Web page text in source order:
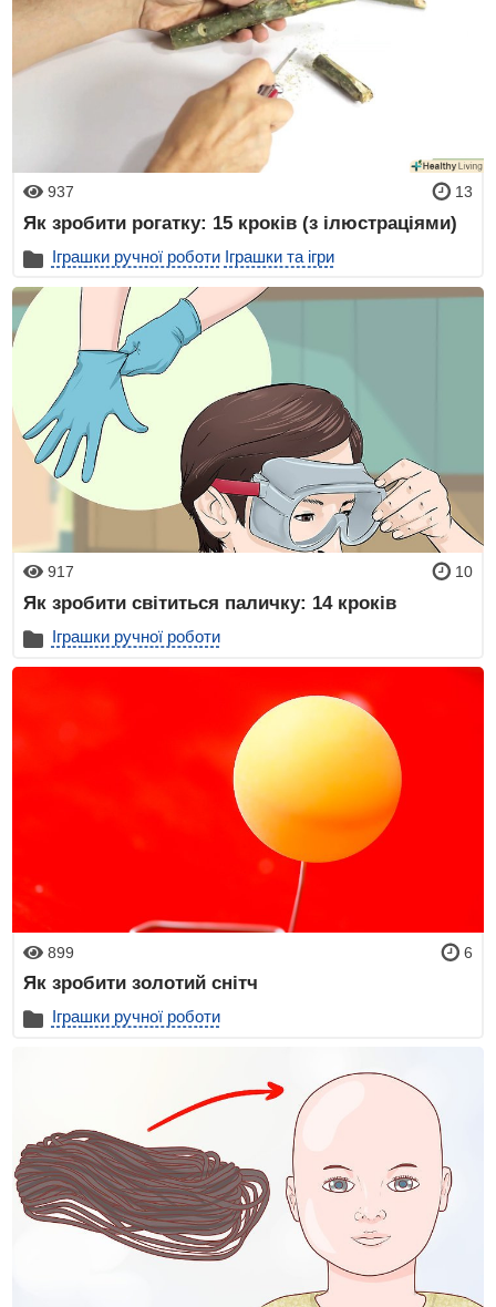
937 13
Як зробити рогатку: 15 кроків (з ілюстраціями)
Іграшки ручної роботи Іграшки та ігри
917 10
Як зробити світиться паличку: 14 кроків
Іграшки ручної роботи
899 6
Як зробити золотий снітч
Іграшки ручної роботи